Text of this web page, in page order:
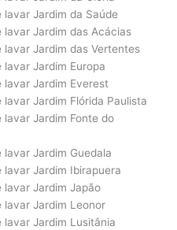
Jardim da Saúde
Jardim das Acácias
Jardim das Vertentes
Jardim Europa
Jardim Everest
Jardim Flórida Paulista
Jardim Fonte do
Jardim Guedala
Jardim Ibirapuera
lavar Jardim Japão
lavar Jardim Leonor
Jardim Lusitânia